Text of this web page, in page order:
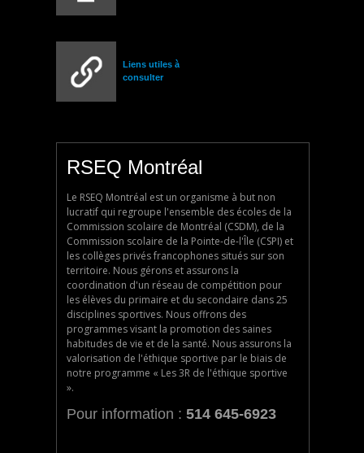
Liens utiles à
consulter
RSEQ Montréal
Le RSEQ Montréal est un organisme à but non
lucratif qui regroupe l'ensemble des écoles de la
Commission scolaire de Montréal (CSDM), de la
Commission scolaire de la Pointe-de-l'Île (CSPI) et
les collèges privés francophones situés sur son
territoire. Nous gérons et assurons la
coordination d'un réseau de compétition pour
les élèves du primaire et du secondaire dans 25
disciplines sportives. Nous offrons des
programmes visant la promotion des saines
habitudes de vie et de la santé. Nous assurons la
valorisation de l'éthique sportive par le biais de
notre programme « Les 3R de l'éthique sportive
».
Pour information : 514 645-6923